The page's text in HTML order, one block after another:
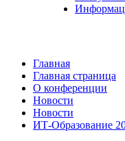
Главная
Главная страница
О конференции
Новости
Новости
ИТ-Образование